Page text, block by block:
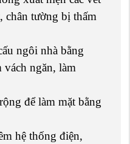
chân tường bị thấm
ngôi nhà bằng
vách ngăn, làm
để làm mặt bằng
hệ thống điện,